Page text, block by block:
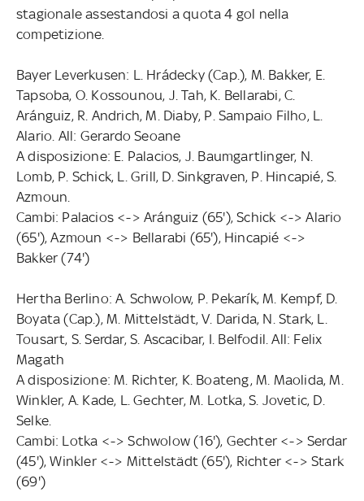
stagionale assestandosi a quota 4 gol nella
competizione.
Bayer Leverkusen: L. Hrádecky (Cap.), M. Bakker, E.
Tapsoba, O. Kossounou, J. Tah, K. Bellarabi, C.
Aránguiz, R. Andrich, M. Diaby, P. Sampaio Filho, L.
Alario. All: Gerardo Seoane
A disposizione: E. Palacios, J. Baumgartlinger, N.
Lomb, P. Schick, L. Grill, D. Sinkgraven, P. Hincapié, S.
Azmoun.
Cambi: Palacios <-> Aránguiz (65'), Schick <-> Alario
(65'), Azmoun <-> Bellarabi (65'), Hincapié <->
Bakker (74')
Hertha Berlino: A. Schwolow, P. Pekarík, M. Kempf, D.
Boyata (Cap.), M. Mittelstädt, V. Darida, N. Stark, L.
Tousart, S. Serdar, S. Ascacibar, I. Belfodil. All: Felix
Magath
A disposizione: M. Richter, K. Boateng, M. Maolida, M.
Winkler, A. Kade, L. Gechter, M. Lotka, S. Jovetic, D.
Selke.
Cambi: Lotka <-> Schwolow (16'), Gechter <-> Serdar
(45'), Winkler <-> Mittelstädt (65'), Richter <-> Stark
(69')